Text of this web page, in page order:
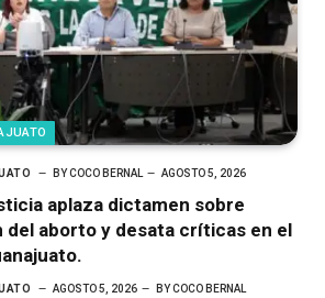
BYCOCO BERNAL AGOSTO 5, 2026
aplaza dictamen sobre
del aborto y desata críticas en el
AGOSTO 5, 2026 BYCOCO BERNAL